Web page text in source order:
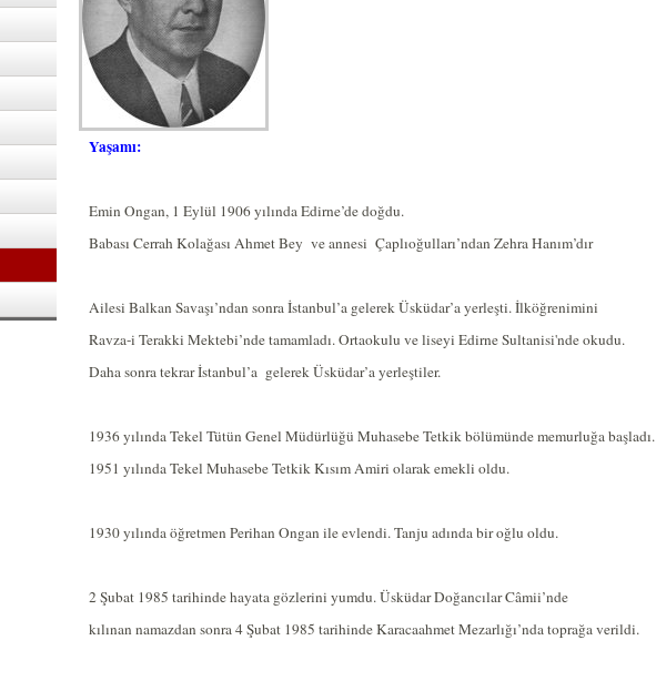
Yaşamı:
Emin Ongan, 1 Eylül 1906 yılında Edirne’de doğdu.
Babası Cerrah Kolağası Ahmet Bey ve annesi Çaplıoğulları’ndan Zehra Hanım’dır
Ailesi Balkan Savaşı’ndan sonra İstanbul’a gelerek Üsküdar’a yerleşti. İlköğrenimini
Ravza-i Terakki Mektebi’nde tamamladı. Ortaokulu ve liseyi Edirne Sultanisi'nde okudu.
Daha sonra tekrar İstanbul’a gelerek Üsküdar’a yerleştiler.
1936 yılında Tekel Tütün Genel Müdürlüğü Muhasebe Tetkik bölümünde memurluğa başladı.
1951 yılında Tekel Muhasebe Tetkik Kısım Amiri olarak emekli oldu.
1930 yılında öğretmen Perihan Ongan ile evlendi. Tanju adında bir oğlu oldu.
2 Şubat 1985 tarihinde hayata gözlerini yumdu. Üsküdar Doğancılar Câmii’nde
kılınan namazdan sonra 4 Şubat 1985 tarihinde Karacaahmet Mezarlığı’nda toprağa verildi.